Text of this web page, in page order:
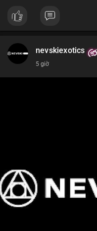
📰 Nguồn: Cointelegraph
nevskiexotics
5 giờ